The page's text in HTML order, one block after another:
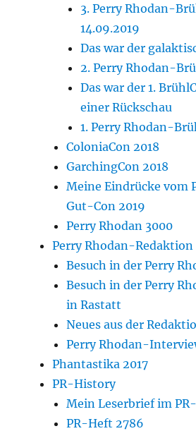
3. Perry Rhodan-
14.09.2019
Das war der
2. Perry Rhodan-
Das war der 1.
einer Rückschau
1. Perry Rhodan-
ColoniaCon 2018
GarchingCon 2018
Meine Eindrücke vom
Gut-Con 2019
Perry Rhodan 3000
Perry Rhodan-Redaktion
Besuch in der Perry
Besuch in der Perry
in Rastatt
Neues aus der
Perry Rhodan-
Phantastika 2017
PR-History
Mein Leserbrief im
PR-Heft 2786